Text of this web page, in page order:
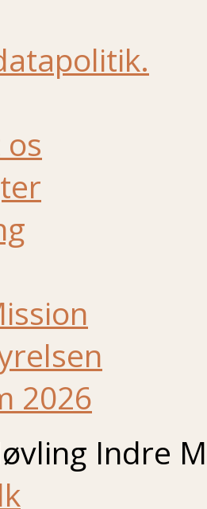
2026
Indre